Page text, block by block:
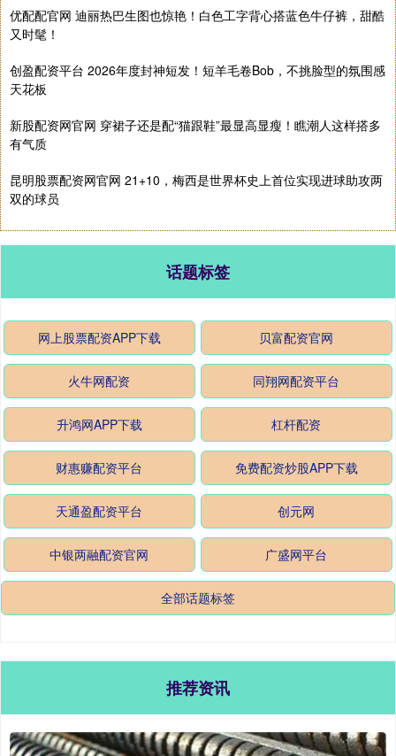
优配配官网 迪丽热巴生图也惊艳！白色工字背心搭蓝色牛仔裤，甜酷
又时髦！
创盈配资平台 2026年度封神短发！短羊毛卷Bob，不挑脸型的氛围感
天花板
新股配资网官网 穿裙子还是配“猫跟鞋”最显高显瘦！瞧潮人这样搭多
有气质
昆明股票配资网官网 21+10，梅西是世界杯史上首位实现进球助攻两
双的球员
话题标签
网上股票配资APP下载 贝富配资官网
火牛网配资 同翔网配资平台
升鸿网APP下载 杠杆配资
财惠赚配资平台 免费配资炒股APP下载
天通盈配资平台 创元网
中银两融配资官网 广盛网平台
全部话题标签
推荐资讯